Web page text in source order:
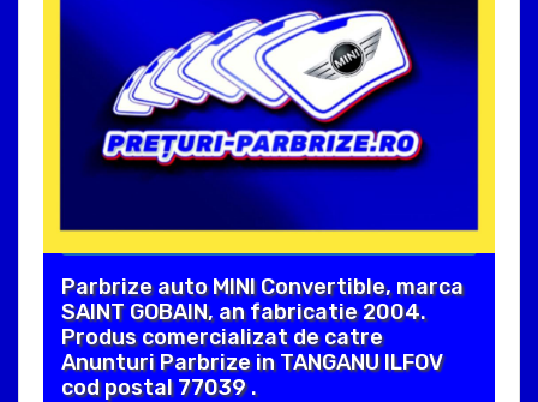
Parbrize auto MINI Convertible, marca
SAINT GOBAIN, an fabricatie 2004.
Produs comercializat de catre
Anunturi Parbrize in TANGANU ILFOV
cod postal 77039 .